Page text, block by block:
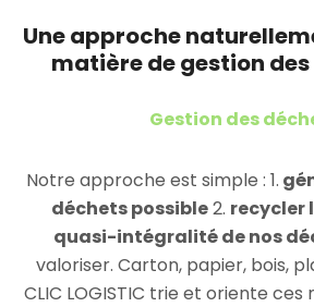
Une approche
matière de gestion
Gestion des
Notre approche est simple : 1.
déchets possible2. recycler
quasi-intégralité de nos
valoriser. Carton, papier, bois,
CLIC LOGISTIC trie et oriente